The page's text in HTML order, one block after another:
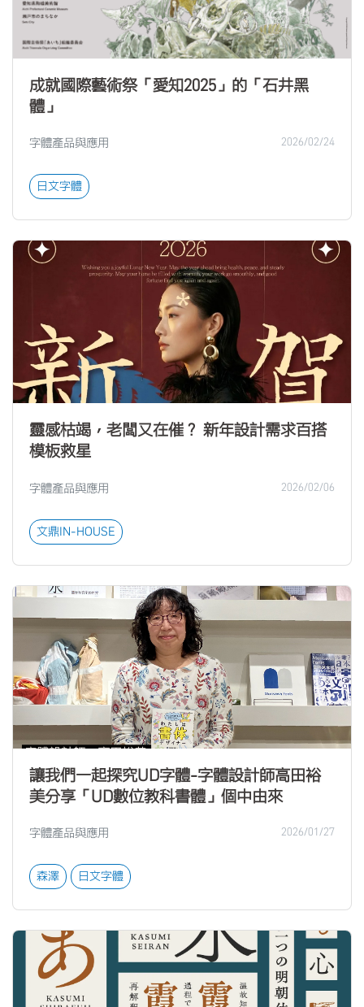
成就國際藝術祭「愛知2025」的「石井黑
體」
字體產品與應用 2026/02/24
日文字體
靈感枯竭，老闆又在催？ 新年設計需求百搭
模板救星
字體產品與應用 2026/02/06
文鼎IN-HOUSE
讓我們一起探究UD字體-字體設計師高田裕
美分享「UD數位教科書體」個中由來
字體產品與應用 2026/01/27
森澤 日文字體